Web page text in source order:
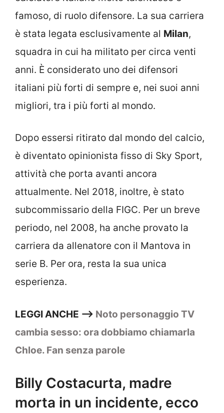
famoso, di ruolo difensore. La sua carriera
è stata legata esclusivamente al Milan,
squadra in cui ha militato per circa venti
anni. È considerato uno dei difensori
italiani più forti di sempre e, nei suoi anni
migliori, tra i più forti al mondo.
Dopo essersi ritirato dal mondo del calcio,
è diventato opinionista fisso di Sky Sport,
attività che porta avanti ancora
attualmente. Nel 2018, inoltre, è stato
subcommissario della FIGC. Per un breve
periodo, nel 2008, ha anche provato la
carriera da allenatore con il Mantova in
serie B. Per ora, resta la sua unica
esperienza.
LEGGI ANCHE —> Noto personaggio TV
cambia sesso: ora dobbiamo chiamarla
Chloe. Fan senza parole
Billy Costacurta, madre
morta in un incidente, ecco